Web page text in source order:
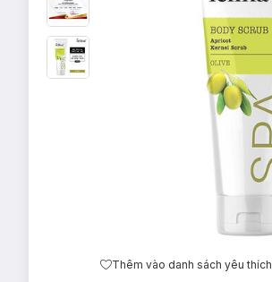
Thêm vào danh sách yêu thích